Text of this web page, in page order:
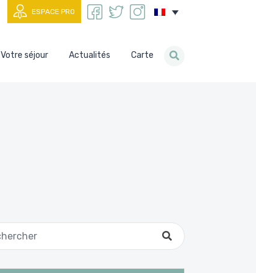
ESPACE PRO
Votre séjour Actualités Carte